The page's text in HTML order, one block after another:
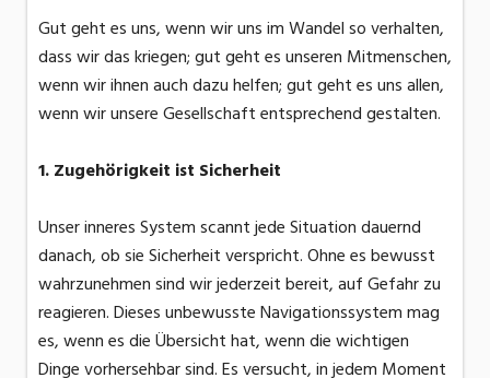
Gut geht es uns, wenn wir uns im Wandel so verhalten,
dass wir das kriegen; gut geht es unseren Mitmenschen,
wenn wir ihnen auch dazu helfen; gut geht es uns allen,
wenn wir unsere Gesellschaft entsprechend gestalten.
1. Zugehörigkeit ist Sicherheit
Unser inneres System scannt jede Situation dauernd
danach, ob sie Sicherheit verspricht. Ohne es bewusst
wahrzunehmen sind wir jederzeit bereit, auf Gefahr zu
reagieren. Dieses unbewusste Navigationssystem mag
es, wenn es die Übersicht hat, wenn die wichtigen
Dinge vorhersehbar sind. Es versucht, in jedem Moment